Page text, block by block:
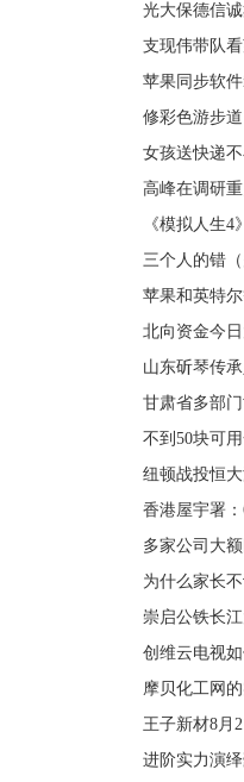
光大保德信
支现伟带队
苹果同步软件
修彩色游步
女孩送快递
高峰在调研
《模拟人生
三个人的错
苹果和英特
北向资金今
山东斫琴传
甘肃省多部
不到50块可
纽顿战投恒
香港屋宇署
多家公司大
为什么家长
崇启公铁长
创维云电视
摩贝化工网
王子新材8月
进阶实力演